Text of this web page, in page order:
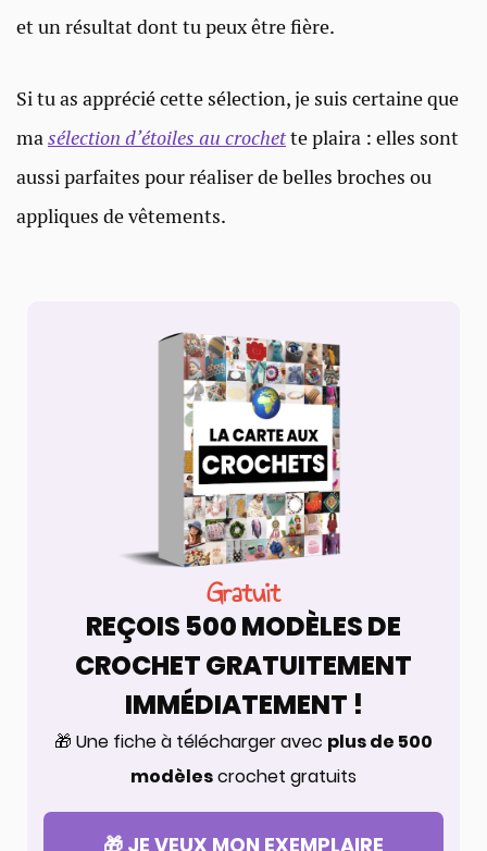
et un résultat dont tu peux être fière.
Si tu as apprécié cette sélection, je suis certaine que
ma sélection d’étoiles au crochette plaira : elles sont
aussi parfaites pour réaliser de belles broches ou
appliques de vêtements.
Gratuit
REÇOIS 500 MODÈLES DE
CROCHET GRATUITEMENT
IMMÉDIATEMENT !
🎁 Une fiche à télécharger avec plus de 500
modèlescrochet gratuits
🎁 JE VEUX MON EXEMPLAIRE